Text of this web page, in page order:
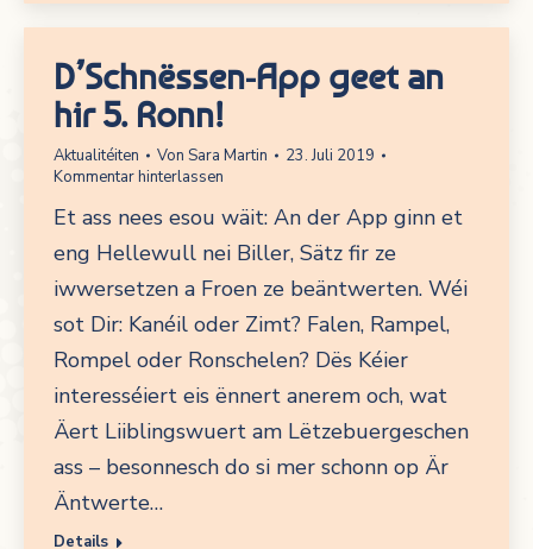
D’Schnëssen-App geet an
hir 5. Ronn!
Aktualitéiten Von Sara Martin
23. Juli 2019
Kommentar hinterlassen
Et ass nees esou wäit: An der App ginn et
eng Hellewull nei Biller, Sätz fir ze
iwwersetzen a Froen ze beäntwerten. Wéi
sot Dir: Kanéil oder Zimt? Falen, Rampel,
Rompel oder Ronschelen? Dës Kéier
interesséiert eis ënnert anerem och, wat
Äert Liiblingswuert am Lëtzebuergeschen
ass – besonnesch do si mer schonn op Är
Äntwerte…
Details